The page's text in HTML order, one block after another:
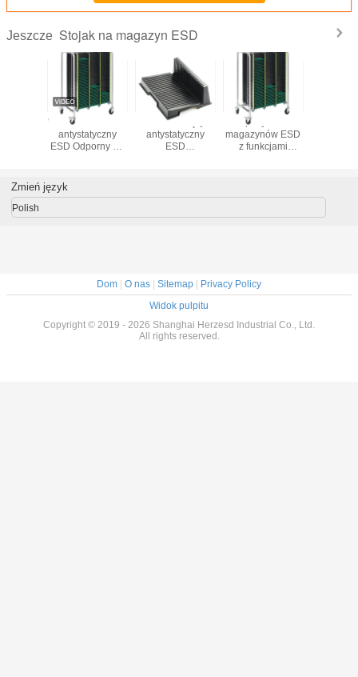
Jeszcze Stojak na magazyn ESD
do
PCB
Antystatyczny
stojak na
magazynki z
aluminium Łatwy
montaż dla
regulowany
antystatyczny
stojak
magazynów na
płytki PCB z
Zmień język
Polish
Dom O nas Sitemap
Privacy Policy
Widok pulpitu
Copyright © 2019 - 2026 Shanghai Herzesd Industrial Co., Ltd.
All rights reserved.